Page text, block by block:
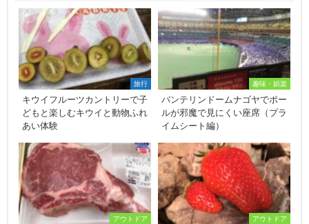
旅行
キウイフルーツカントリーで子
どもと楽しむキウイと動物ふれ
あい体験
趣味・娯楽
バンテリンドームナゴヤでポー
ルが邪魔で見にくい座席（プラ
イムシート編）
アウトドア アウトドア